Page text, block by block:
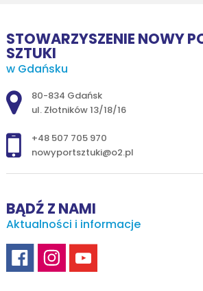
STOWARZYSZENIE NOWY
SZTUKI
w Gdańsku
Adres pocztowy:
80-834 Gdańsk
ul. Złotników 13/18/16
+48 507 705 970
nowyportsztuki@o2.pl
BĄDŹ Z NAMI
Aktualności i informacje